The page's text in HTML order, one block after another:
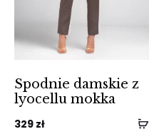
Spodnie damskie z
lyocellu mokka
329 zł